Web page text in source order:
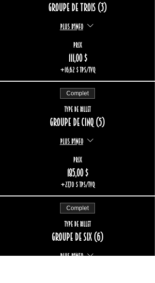
Groupe de trois (3)
Plus d'info
Prix
111,00 $
+16,62 $ TPS/TVQ
Complet
Type de billet
Groupe de cinq (5)
Plus d'info
Prix
185,00 $
+27,70 $ TPS/TVQ
Complet
Type de billet
Groupe de six (6)
Plus d'info